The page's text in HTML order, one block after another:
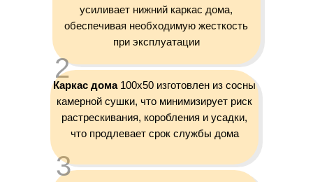
усиливает нижний каркас дома,
обеспечивая необходимую жесткость
при эксплуатации
2
3
Каркас дома100х50 изготовлен из сосны
камерной сушки, что минимизирует риск
растрескивания, коробления и усадки,
что продлевает срок службы дома